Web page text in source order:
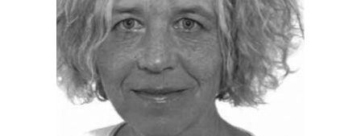
THEMEN
ANGEBOTE